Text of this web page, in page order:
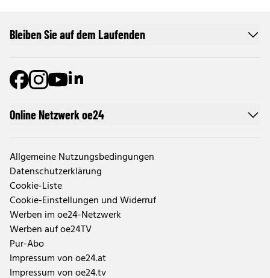
Online Netzwerk oe24
Allgemeine Nutzungsbedingungen
Datenschutzerklärung
Cookie-Liste
Cookie-Einstellungen und Widerruf
Werben im oe24-Netzwerk
Werben auf oe24TV
Pur-Abo
Impressum von oe24.at
Impressum von oe24.tv
Bleiben Sie auf dem Laufenden